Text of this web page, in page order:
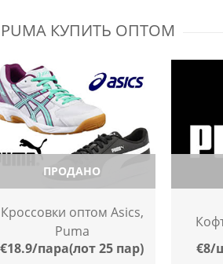
КУПИТЬ ОПТОМ
ПРОДАНО
Кроссовки оптом Asics,
Puma
€18.9/пара(лот 25 пар)
€8/